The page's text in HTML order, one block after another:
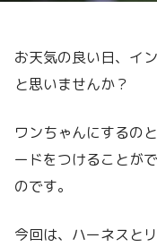
お天気の良い日、イ
と思いませんか？
ワンちゃんにするの
ードをつけることが
のです。
今回は、ハーネスと